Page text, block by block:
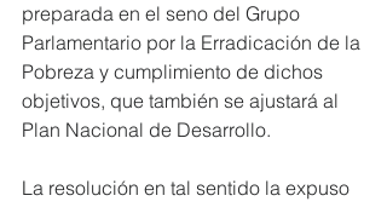
preparada en el seno del Grupo
Parlamentario por la Erradicación de la
Pobreza y cumplimiento de dichos
objetivos, que también se ajustará al
Plan Nacional de Desarrollo.
La resolución en tal sentido la expuso